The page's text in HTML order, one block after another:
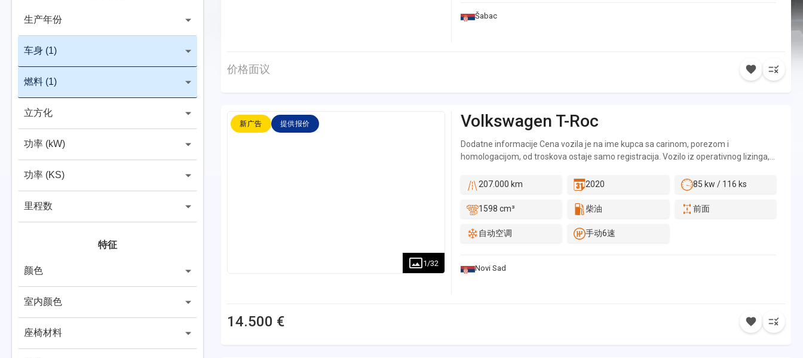
生产年份
车身 (1)
燃料 (1)
立方化
功率 (kW)
功率 (KS)
里程数
特征
颜色
室内颜色
座椅材料
Garancija da vozilo nije bilo havarisano. USLUGE: - Za naše kupce vršimo kompletnu
mogućnosti da to lično urade, moguća je isporuka željenog vozila na kućnu adresu.
FINANSIRANJE: - Krediti u EURIMA sa fiksnom kamatnom stopom od 5.0% - Period
mora da ima ispunjen uslov 12 meseci ukupnog radnog staža u Srbiji. - Kredit do
10.000€ bez učešća do 60 meseci. - Kredit uz minimalno 30% učešća sa povoljnijim
uslovima većine banaka. - Leasing po specijalnim uslovima za pravna i fizička lica. -
Besplatna obrada kredita i provera kreditnog biroa na licu mesta, bez odlaska u
ratom do 60% plate. - Nije potrebno prenositi zaradu. - Mogucnost kupovine
12 meseci. NARUČIVANJE VOZILA: - Ukoliko ovaj automobili ne ispunjava vaše
na našem sajtu http://www.naruciauto.com/ ili na telefone 066/340-700, 066/340-
prodaju vozila ( Mobile.de, AutoScout... ) izaberite vozilo i mi cemo za vas
Zamene Vaše vozilo može biti zamenjeno uz doplatu za vozilo iz naše ponude. *
Šabac
价格面议
新广告 提供报价
1 /32
Volkswagen T-Roc
Dodatne informacije Cena vozila je na ime kupca sa carinom, porezom i
homologacijom, od troskova ostaje samo registracija. Vozilo iz operativnog lizinga,
vlasnik, održavala redovno vozilo i sve ostalo što operativni lizing podrazumeva.
mehanicki ispravan, orgiinalna kilometraža, zavedena servisna istorija u bazi
pregleda vozila pre kupovine kod nas ili u servisu po Vašem izboru, obezbedjujemo
207.000 km 2020 85 kw / 116 ks
1598 cm³ 柴油 前面
自动空调 手动6速
Novi Sad
14.500 €